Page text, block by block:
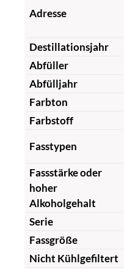
Adresse
Destillationsjahr
Abfüller
Abfülljahr
Farbton
Farbstoff
Fasstypen
Fassstärke oder
hoher
Alkoholgehalt
Serie
Fassgröße
Nicht Kühlgefiltert